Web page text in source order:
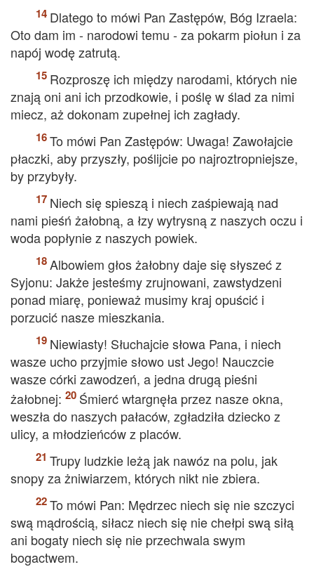
Dlatego to mówi Pan Zastępów, Bóg Izraela:
Oto dam im - narodowi temu - za pokarm piołun i za
napój wodę zatrutą.
Rozproszę ich między narodami, których nie
znają oni ani ich przodkowie, i poślę w ślad za nimi
miecz, aż dokonam zupełnej ich zagłady.
To mówi Pan Zastępów: Uwaga! Zawołajcie
płaczki, aby przyszły, poślijcie po najroztropniejsze,
by przybyły.
Niech się spieszą i niech zaśpiewają nad
nami pieśń żałobną, a łzy wytrysną z naszych oczu i
woda popłynie z naszych powiek.
Albowiem głos żałobny daje się słyszeć z
Syjonu: Jakże jesteśmy zrujnowani, zawstydzeni
ponad miarę, ponieważ musimy kraj opuścić i
porzucić nasze mieszkania.
Niewiasty! Słuchajcie słowa Pana, i niech
wasze ucho przyjmie słowo ust Jego! Nauczcie
wasze córki zawodzeń, a jedna drugą pieśni
żałobnej:
Śmierć wtargnęła przez nasze okna,
weszła do naszych pałaców, zgładziła dziecko z
ulicy, a młodzieńców z placów.
Trupy ludzkie leżą jak nawóz na polu, jak
snopy za żniwiarzem, których nikt nie zbiera.
To mówi Pan: Mędrzec niech się nie szczyci
swą mądrością, siłacz niech się nie chełpi swą siłą
ani bogaty niech się nie przechwala swym
bogactwem.